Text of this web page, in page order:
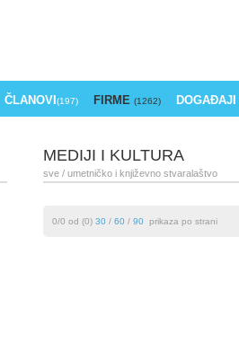
ČLANOVI (197) FIRME (1262)
DOGAĐAJI
MEDIJI I KULTURA
sve / umetničko i književno stvaralaštvo
0/0 od (0) 30 / 60 / 90 prikaza po strani